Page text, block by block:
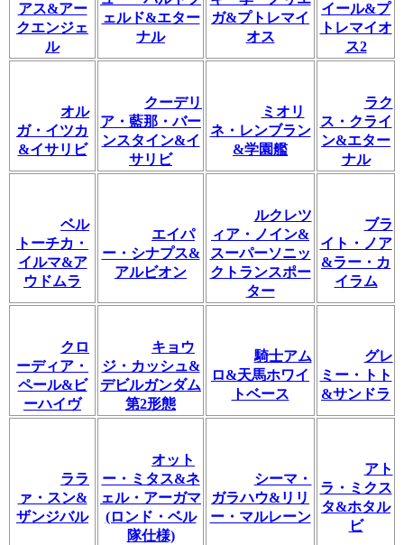
アス&アー
クエンジェ
ル
ェルド&エター
ナル
ガ&プトレマイ
オス
イール&プ
トレマイオ
ス2
オル
ガ・イツカ
&イサリビ
クーデリ
ア・藍那・バー
ンスタイン&イ
サリビ
ミオリ
ネ・レンブラン
&学園艦
ラク
ス・クライ
ン&エター
ナル
ベル
トーチカ・
イルマ&ア
ウドムラ
エイパ
ー・シナプス&
アルビオン
ルクレツ
ィア・ノイン&
スーパーソニッ
クトランスポー
ター
ブラ
イト・ノア
&ラー・カ
イラム
クロ
ーディア・
ペール&ビ
ーハイヴ
キョウ
ジ・カッシュ&
デビルガンダム
第2形態
騎士アム
ロ&天馬ホワイ
トベース
グレ
ミー・トト
&サンドラ
ララ
ァ・スン&
ザンジバル
オット
ー・ミタス&ネ
ェル・アーガマ
(ロンド・ベル
隊仕様)
シーマ・
ガラハウ&リリ
ー・マルレーン
アト
ラ・ミクス
タ&ホタル
ビ